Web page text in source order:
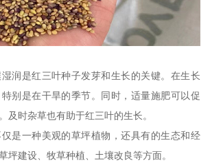
润是红三叶种子发芽和生长的关键。在生长
别是在干旱的季节。同时，适量施肥可以促
及时杂草也有助于红三叶的生长。
是一种美观的草坪植物，还具有的生态和经
坪建设、牧草种植、土壤改良等方面。